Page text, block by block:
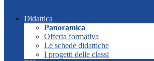
Didattica
Panoramica
Offerta formativa
Le schede didattiche
I progetti delle classi